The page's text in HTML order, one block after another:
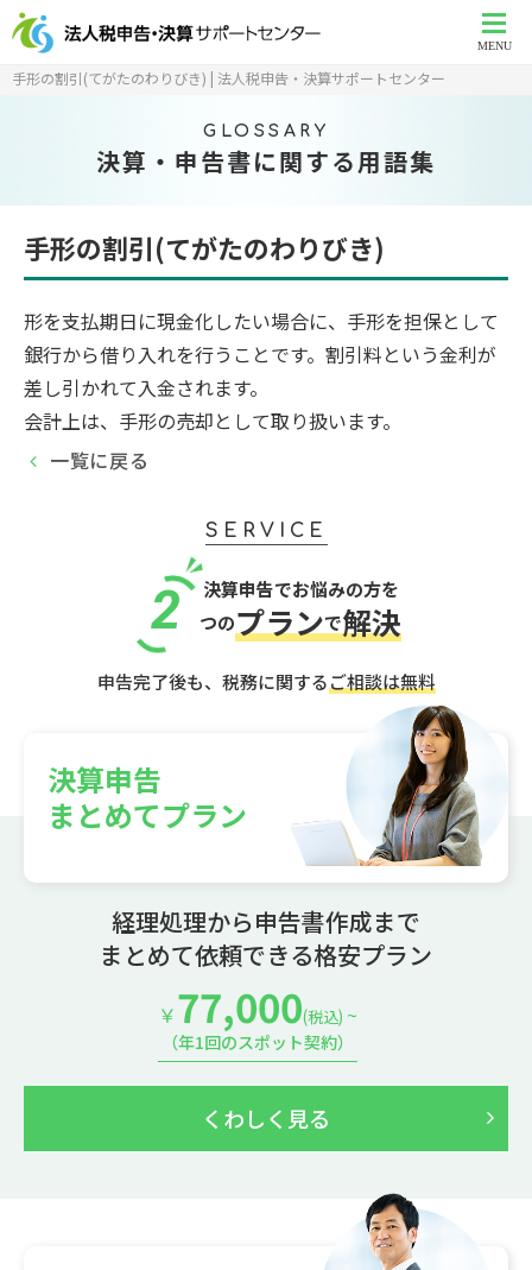
MENU
手形の割引(てがたのわりびき) | 法人税申告・決算サポートセンター
GLOSSARY
決算・申告書に関する用語集
手形の割引(てがたのわりびき)
形を支払期日に現金化したい場合に、手形を担保として
銀行から借り入れを行うことです。割引料という金利が
差し引かれて入金されます。
会計上は、手形の売却として取り扱います。
一覧に戻る
SERVICE
決算申告でお悩みの方を
2 つのプランで解決
申告完了後も、税務に関するご相談は無料
決算申告
まとめてプラン
経理処理から申告書作成まで
まとめて依頼できる格安プラン
￥77,000(税込) ~
（年1回のスポット契約）
くわしく見る